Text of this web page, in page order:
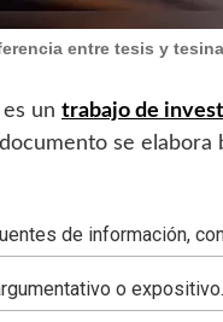
entre tesis y
un trabajo de
se
de información,
o expositivo.